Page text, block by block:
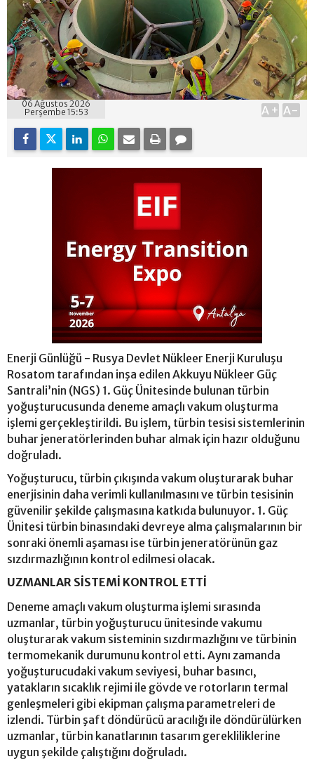
06 Ağustos 2026
Perşembe 15:53
A+ A-
Enerji Günlüğü - Rusya Devlet Nükleer Enerji Kuruluşu
Rosatom tarafından inşa edilen Akkuyu Nükleer Güç
Santrali’nin (NGS) 1. Güç Ünitesinde bulunan türbin
yoğuşturucusunda deneme amaçlı vakum oluşturma
işlemi gerçekleştirildi. Bu işlem, türbin tesisi sistemlerinin
buhar jeneratörlerinden buhar almak için hazır olduğunu
doğruladı.
Yoğuşturucu, türbin çıkışında vakum oluşturarak buhar
enerjisinin daha verimli kullanılmasını ve türbin tesisinin
güvenilir şekilde çalışmasına katkıda bulunuyor. 1. Güç
Ünitesi türbin binasındaki devreye alma çalışmalarının bir
sonraki önemli aşaması ise türbin jeneratörünün gaz
sızdırmazlığının kontrol edilmesi olacak.
UZMANLAR SİSTEMİ KONTROL ETTİ
Deneme amaçlı vakum oluşturma işlemi sırasında
uzmanlar, türbin yoğuşturucu ünitesinde vakumu
oluşturarak vakum sisteminin sızdırmazlığını ve türbinin
termomekanik durumunu kontrol etti. Aynı zamanda
yoğuşturucudaki vakum seviyesi, buhar basıncı,
yatakların sıcaklık rejimi ile gövde ve rotorların termal
genleşmeleri gibi ekipman çalışma parametreleri de
izlendi. Türbin şaft döndürücü aracılığı ile döndürülürken
uzmanlar, türbin kanatlarının tasarım gerekliliklerine
uygun şekilde çalıştığını doğruladı.